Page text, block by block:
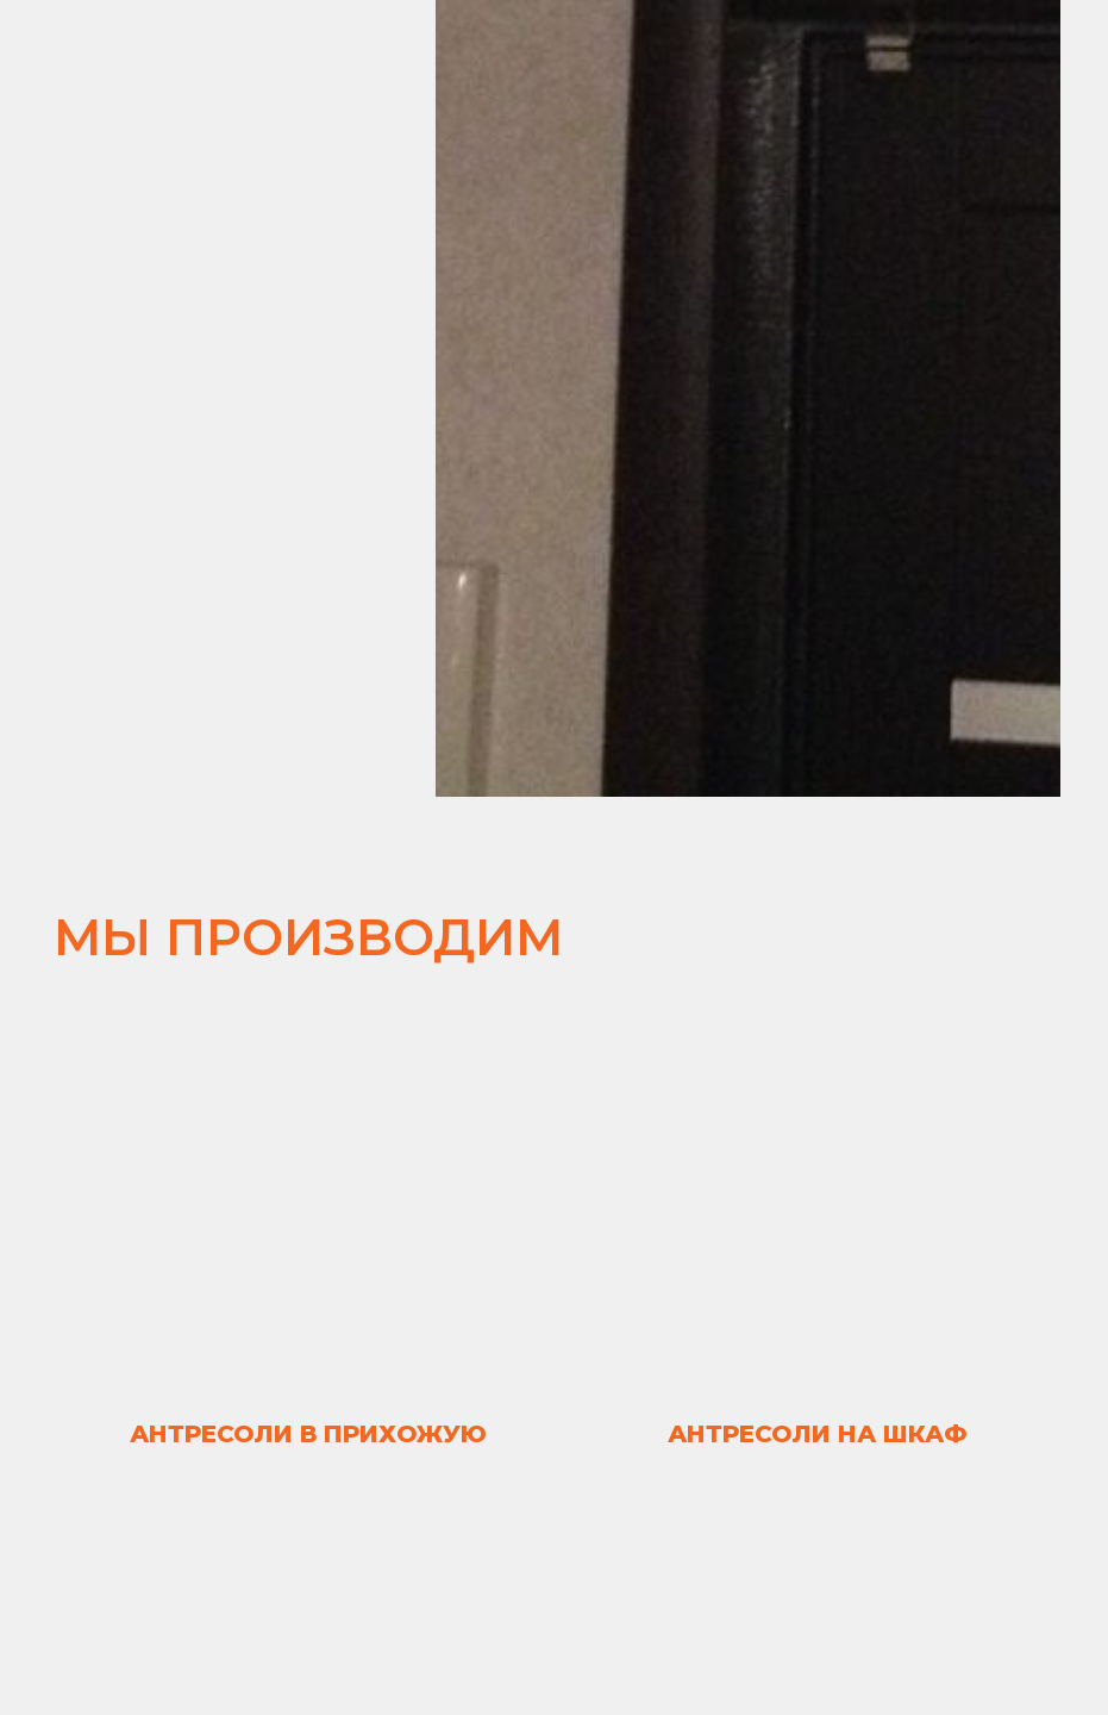
МЫ ПРОИЗВОДИМ
АНТРЕСОЛИ В ПРИХОЖУЮ АНТРЕСОЛИ НА ШКАФ